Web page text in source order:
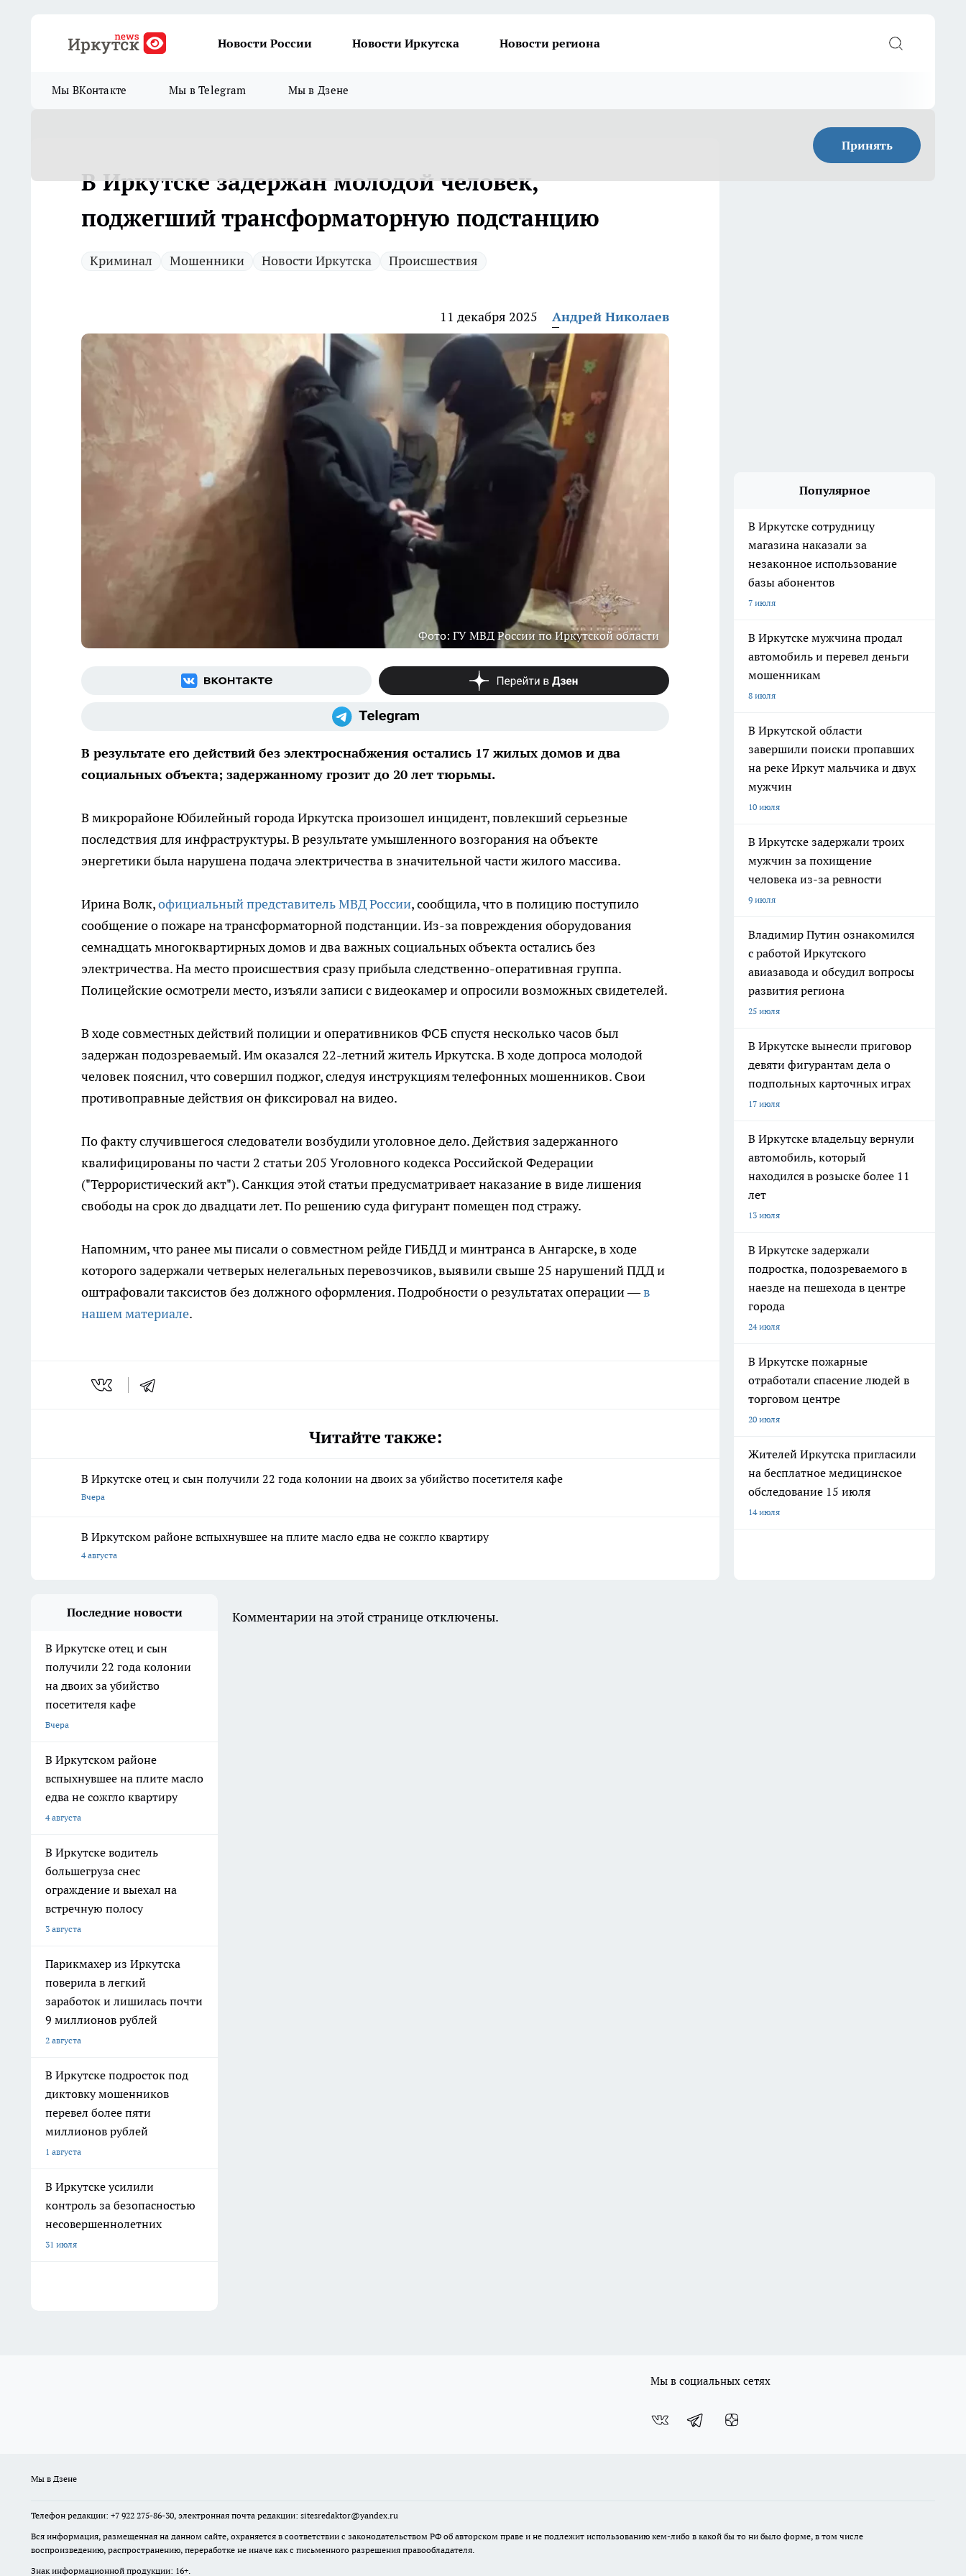
Новости России Новости Иркутска Новости региона
Мы ВКонтакте Мы в Telegram Мы в Дзене
Принять
В Иркутске задержан молодой человек,
поджегший трансформаторную подстанцию
Криминал Мошенники Новости Иркутска Происшествия
11 декабря 2025 Андрей Николаев
Фото: ГУ МВД России по Иркутской области
В результате его действий без электроснабжения остались 17 жилых домов и два
социальных объекта; задержанному грозит до 20 лет тюрьмы.
В микрорайоне Юбилейный города Иркутска произошел инцидент, повлекший серьезные
последствия для инфраструктуры. В результате умышленного возгорания на объекте
энергетики была нарушена подача электричества в значительной части жилого массива.
Ирина Волк,официальный представитель МВД России, сообщила, что в полицию поступило
сообщение о пожаре на трансформаторной подстанции. Из-за повреждения оборудования
семнадцать многоквартирных домов и два важных социальных объекта остались без
электричества. На место происшествия сразу прибыла следственно-оперативная группа.
Полицейские осмотрели место, изъяли записи с видеокамер и опросили возможных свидетелей.
В ходе совместных действий полиции и оперативников ФСБ спустя несколько часов был
задержан подозреваемый. Им оказался 22-летний житель Иркутска. В ходе допроса молодой
человек пояснил, что совершил поджог, следуя инструкциям телефонных мошенников. Свои
противоправные действия он фиксировал на видео.
По факту случившегося следователи возбудили уголовное дело. Действия задержанного
квалифицированы по части 2 статьи 205 Уголовного кодекса Российской Федерации
("Террористический акт"). Санкция этой статьи предусматривает наказание в виде лишения
свободы на срок до двадцати лет. По решению суда фигурант помещен под стражу.
Напомним, что ранее мы писали о совместном рейде ГИБДД и минтранса в Ангарске, в ходе
которого задержали четверых нелегальных перевозчиков, выявили свыше 25 нарушений ПДД и
оштрафовали таксистов без должного оформления. Подробности о результатах операции —в
нашем материале.
Читайте также:
В Иркутске отец и сын получили 22 года колонии на двоих за убийство посетителя кафе
Вчера
В Иркутском районе вспыхнувшее на плите масло едва не сожгло квартиру
4 августа
Популярное
В Иркутске сотрудницу
магазина наказали за
незаконное использование
базы абонентов
7 июля
В Иркутске мужчина продал
автомобиль и перевел деньги
мошенникам
8 июля
В Иркутской области
завершили поиски пропавших
на реке Иркут мальчика и двух
мужчин
10 июля
В Иркутске задержали троих
мужчин за похищение
человека из-за ревности
9 июля
Владимир Путин ознакомился
с работой Иркутского
авиазавода и обсудил вопросы
развития региона
25 июля
В Иркутске вынесли приговор
девяти фигурантам дела о
подпольных карточных играх
17 июля
В Иркутске владельцу вернули
автомобиль, который
находился в розыске более 11
лет
13 июля
В Иркутске задержали
подростка, подозреваемого в
наезде на пешехода в центре
города
24 июля
В Иркутске пожарные
отработали спасение людей в
торговом центре
20 июля
Жителей Иркутска пригласили
на бесплатное медицинское
обследование 15 июля
14 июля
Последние новости
В Иркутске отец и сын
получили 22 года колонии
на двоих за убийство
посетителя кафе
Вчера
В Иркутском районе
вспыхнувшее на плите масло
едва не сожгло квартиру
4 августа
В Иркутске водитель
большегруза снес
ограждение и выехал на
встречную полосу
3 августа
Парикмахер из Иркутска
поверила в легкий
заработок и лишилась почти
9 миллионов рублей
2 августа
В Иркутске подросток под
диктовку мошенников
перевел более пяти
миллионов рублей
1 августа
В Иркутске усилили
контроль за безопасностью
несовершеннолетних
31 июля
Комментарии на этой странице отключены.
Мы в социальных сетях
Мы в Дзене
Телефон редакции: +7 922 275-86-30, электронная почта редакции: sitesredaktor@yandex.ru
Вся информация, размещенная на данном сайте, охраняется в соответствии с законодательством РФ об авторском праве и не подлежит использованию кем-либо в какой бы то ни было форме, в том числе
воспроизведению, распространению, переработке не иначе как с письменного разрешения правообладателя.
Знак информационной продукции: 16+.